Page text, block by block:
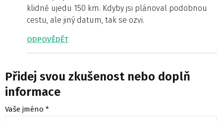
klidně ujedu 150 km. Kdyby jsi plánoval podobnou
cestu, ale jiný datum, tak se ozvi.
ODPOVĚDĚT
Přidej svou zkušenost nebo doplň
informace
Vaše jméno *